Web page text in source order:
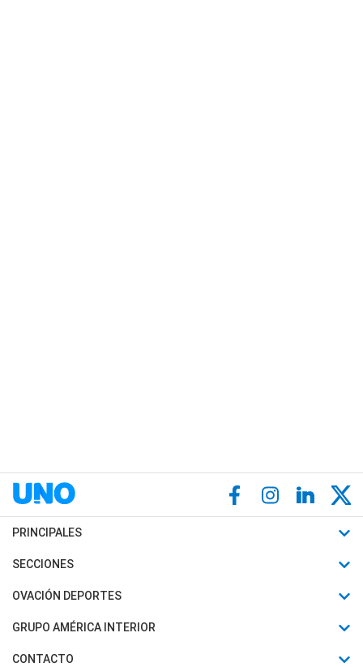
PRINCIPALES
Últimas Noticias
Política
SECCIONES
Horóscopo
Motores
OVACIÓN DEPORTES
Fútbol
Mundial
GRUPO AMÉRICA INTERIOR
Canal 7 en Vivo
CONTACTO